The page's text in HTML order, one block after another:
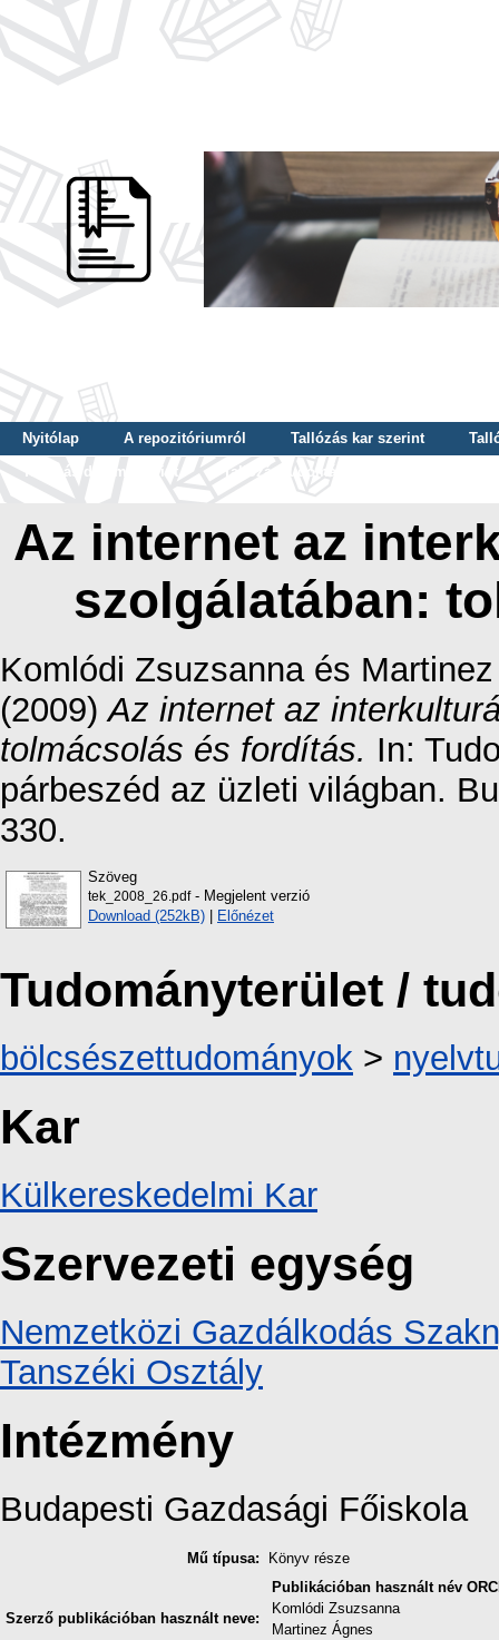
Nyitólap A repozitóriumról Tallózás kar szerint
Tallózás dátum szerint
Tallózás tudományterület szerint
Az internet az
szolgálatában:
Komlódi Zsuzsannaés
(2009)Az internet az
tolmácsolás és fordítás. In:
párbeszéd az üzleti világban.
330.
Szöveg
tek_2008_26.pdf- Megjelent verzió
Download (252kB) | Előnézet
Tudományterület /
bölcsészettudományok >
Kar
Külkereskedelmi Kar
Szervezeti egység
Nemzetközi Gazdálkodás
Tanszéki Osztály
Intézmény
Budapesti Gazdasági Főiskola
Mű típusa: Könyv része
Szerző publikációban használt neve:
Publikációban használt név
Komlódi Zsuzsanna
Martinez Ágnes